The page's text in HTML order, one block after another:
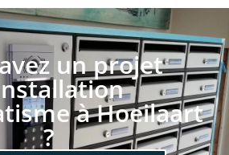
un projet
à Hoeilaart
?